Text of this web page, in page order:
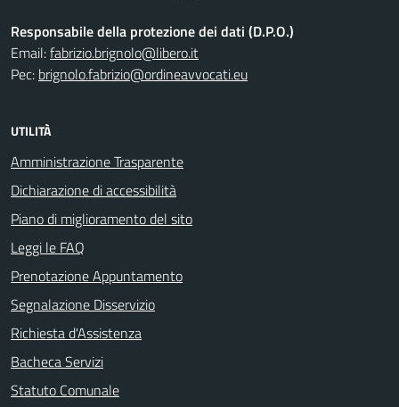
Responsabile della protezione dei dati (D.P.O.)
Email:fabrizio.brignolo@libero.it
Pec: brignolo.fabrizio@ordineavvocati.eu
UTILITÀ
Amministrazione Trasparente
Dichiarazione di accessibilità
Piano di miglioramento del sito
Leggi le FAQ
Prenotazione Appuntamento
Segnalazione Disservizio
Richiesta d'Assistenza
Bacheca Servizi
Statuto Comunale